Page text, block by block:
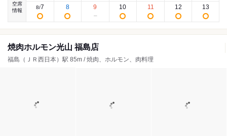
空席
情報
8/7 8 9 10 11 12 13
焼肉ホルモン光山 福島店
福島（ＪＲ西日本）駅 85m / 焼肉、ホルモン、肉料理